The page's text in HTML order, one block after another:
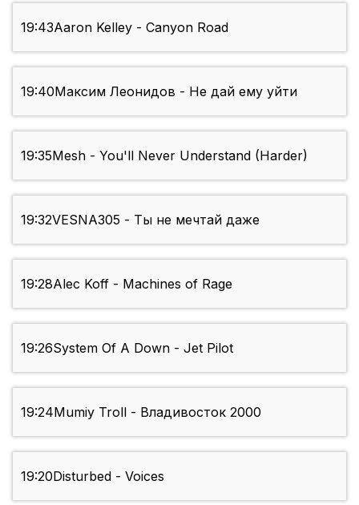
19:43Aaron Kelley - Canyon Road
19:40Максим Леонидов - Не дай ему уйти
19:35Mesh - You'll Never Understand (Harder)
19:32VESNA305 - Ты не мечтай даже
19:28Alec Koff - Machines of Rage
19:26System Of A Down - Jet Pilot
19:24Mumiy Troll - Владивосток 2000
19:20Disturbed - Voices